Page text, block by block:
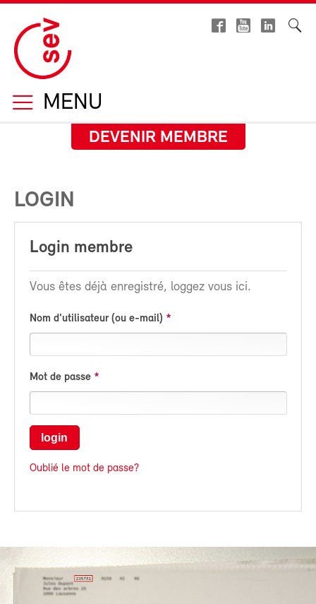
MENU
DEVENIR MEMBRE
LOGIN
Login membre
Vous êtes déjà enregistré, loggez vous ici.
Nom d'utilisateur (ou e-mail)
Mot de passe
login
Oublié le mot de passe?